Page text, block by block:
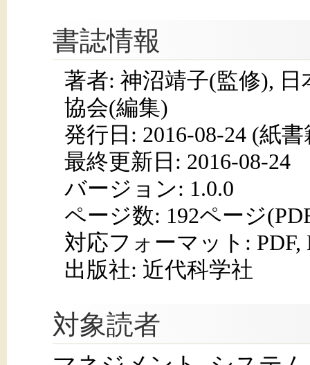
書誌情報
著者: 神沼靖子(監修),
協会(編集)
発行日: 2016-08-24(紙書
最終更新日: 2016-08-24
バージョン: 1.0.0
ページ数: 192ページ
対応フォーマット: PDF,
出版社: 近代科学社
対象読者